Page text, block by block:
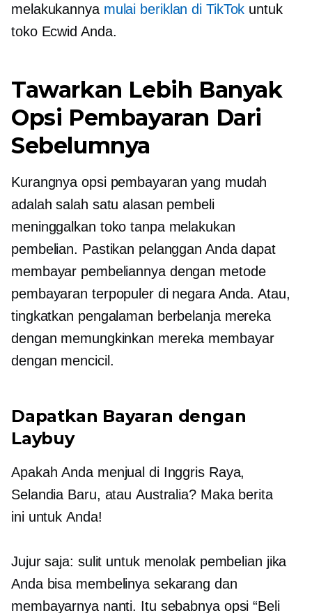
melakukannya mulai beriklan di TikTok untuk
toko Ecwid Anda.
Tawarkan Lebih Banyak
Opsi Pembayaran Dari
Sebelumnya
Kurangnya opsi pembayaran yang mudah
adalah salah satu alasan pembeli
meninggalkan toko tanpa melakukan
pembelian. Pastikan pelanggan Anda dapat
membayar pembeliannya dengan metode
pembayaran terpopuler di negara Anda. Atau,
tingkatkan pengalaman berbelanja mereka
dengan memungkinkan mereka membayar
dengan mencicil.
Dapatkan Bayaran dengan
Laybuy
Apakah Anda menjual di Inggris Raya,
Selandia Baru, atau Australia? Maka berita
ini untuk Anda!
Jujur saja: sulit untuk menolak pembelian jika
Anda bisa membelinya sekarang dan
membayarnya nanti. Itu sebabnya opsi “Beli